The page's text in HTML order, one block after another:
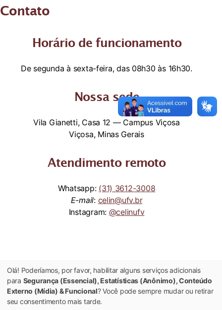
Contato
Horário de funcionamento
De segunda à sexta-feira, das 08h30 às 16h30.
Nossa sede
Vila Gianetti, Casa 12 — Campus Viçosa
Viçosa, Minas Gerais
Atendimento remoto
Whatsapp: (31) 3612-3008
E-mail: celin@ufv.br
Instagram: @celinufv
Olá! Poderíamos, por favor, habilitar alguns serviços adicionais
para Segurança (Essencial), Estatísticas (Anônimo), Conteúdo
Externo (Mídia) & Funcional? Você pode sempre mudar ou retirar
seu consentimento mais tarde.